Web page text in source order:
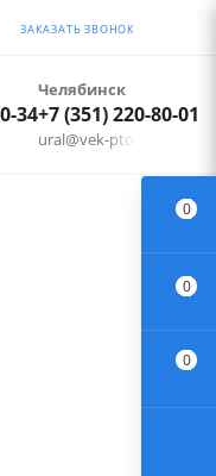
ЗАКАЗАТЬ ЗВОНОК
34
Челябинск
+7 (351) 220-80-01
ural@vek-pto.ru
0
0
0